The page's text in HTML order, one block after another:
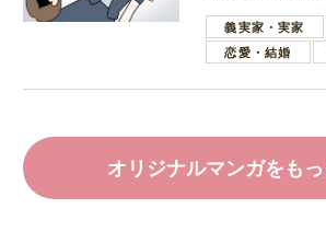
葉で励ます夫
義実家・実家
恋愛・結婚
オリジナルマンガをも